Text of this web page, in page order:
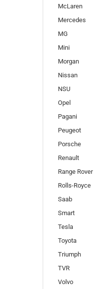
McLaren
Mercedes
MG
Mini
Morgan
Nissan
NSU
Opel
Pagani
Peugeot
Porsche
Renault
Range Rover
Rolls-Royce
Saab
Smart
Tesla
Toyota
Triumph
TVR
Volvo